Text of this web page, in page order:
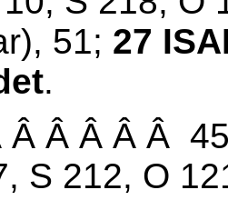
51; 27
.
Â Â Â Â Â
S 212, O